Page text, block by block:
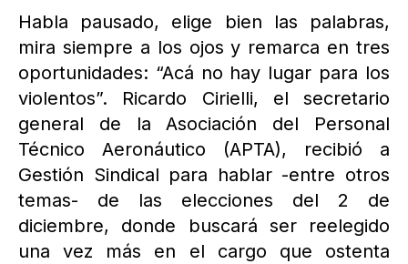
Habla pausado, elige bien las palabras,
mira siempre a los ojos y remarca en tres
oportunidades: “Acá no hay lugar para los
violentos”. Ricardo Cirielli, el secretario
general de la Asociación del Personal
Técnico Aeronáutico (APTA), recibió a
Gestión Sindical para hablar -entre otros
temas- de las elecciones del 2 de
diciembre, donde buscará ser reelegido
una vez más en el cargo que ostenta